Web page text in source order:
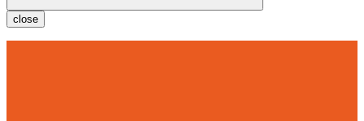
close